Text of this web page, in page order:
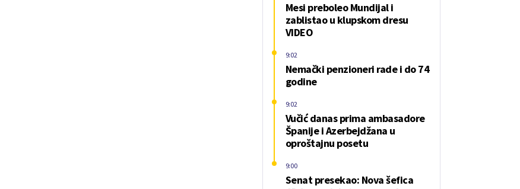
Mesi preboleo Mundijal i
zablistao u klupskom dresu
VIDEO
Nemački penzioneri rade i do 74
godine
9:02
Vučić danas prima ambasadore
Španije i Azerbejdžana u
oproštajnu posetu
9:02
Senat presekao: Nova šefica
9:00